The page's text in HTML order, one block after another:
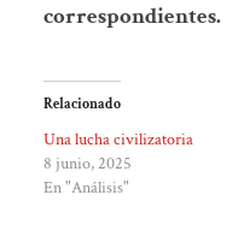
correspondientes.
Relacionado
Una lucha civilizatoria
8 junio, 2025
En "Análisis"